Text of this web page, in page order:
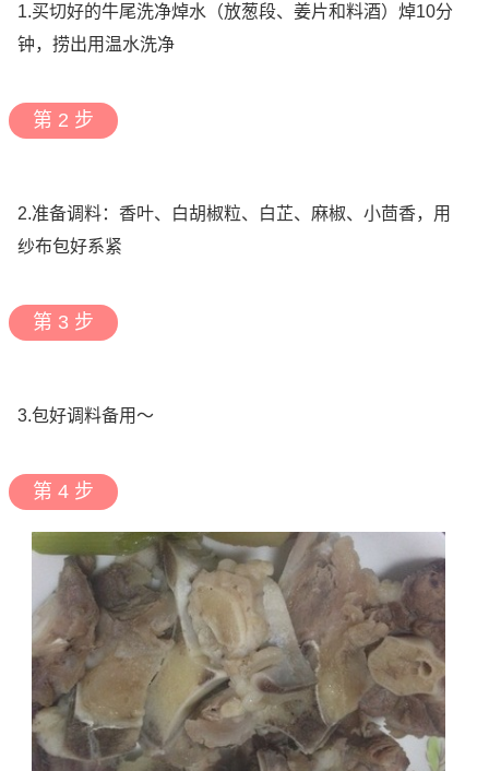
1.买切好的牛尾洗净焯水（放葱段、姜片和料酒）焯10分
钟，捞出用温水洗净
第 2 步
2.准备调料：香叶、白胡椒粒、白芷、麻椒、小茴香，用
纱布包好系紧
第 3 步
3.包好调料备用～
第 4 步